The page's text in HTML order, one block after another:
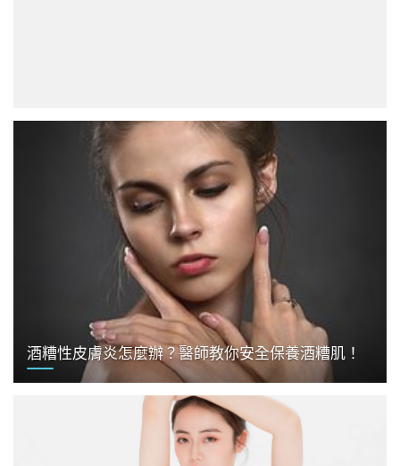
酒糟性皮膚炎怎麼辦？醫師教你安全保養酒糟肌！